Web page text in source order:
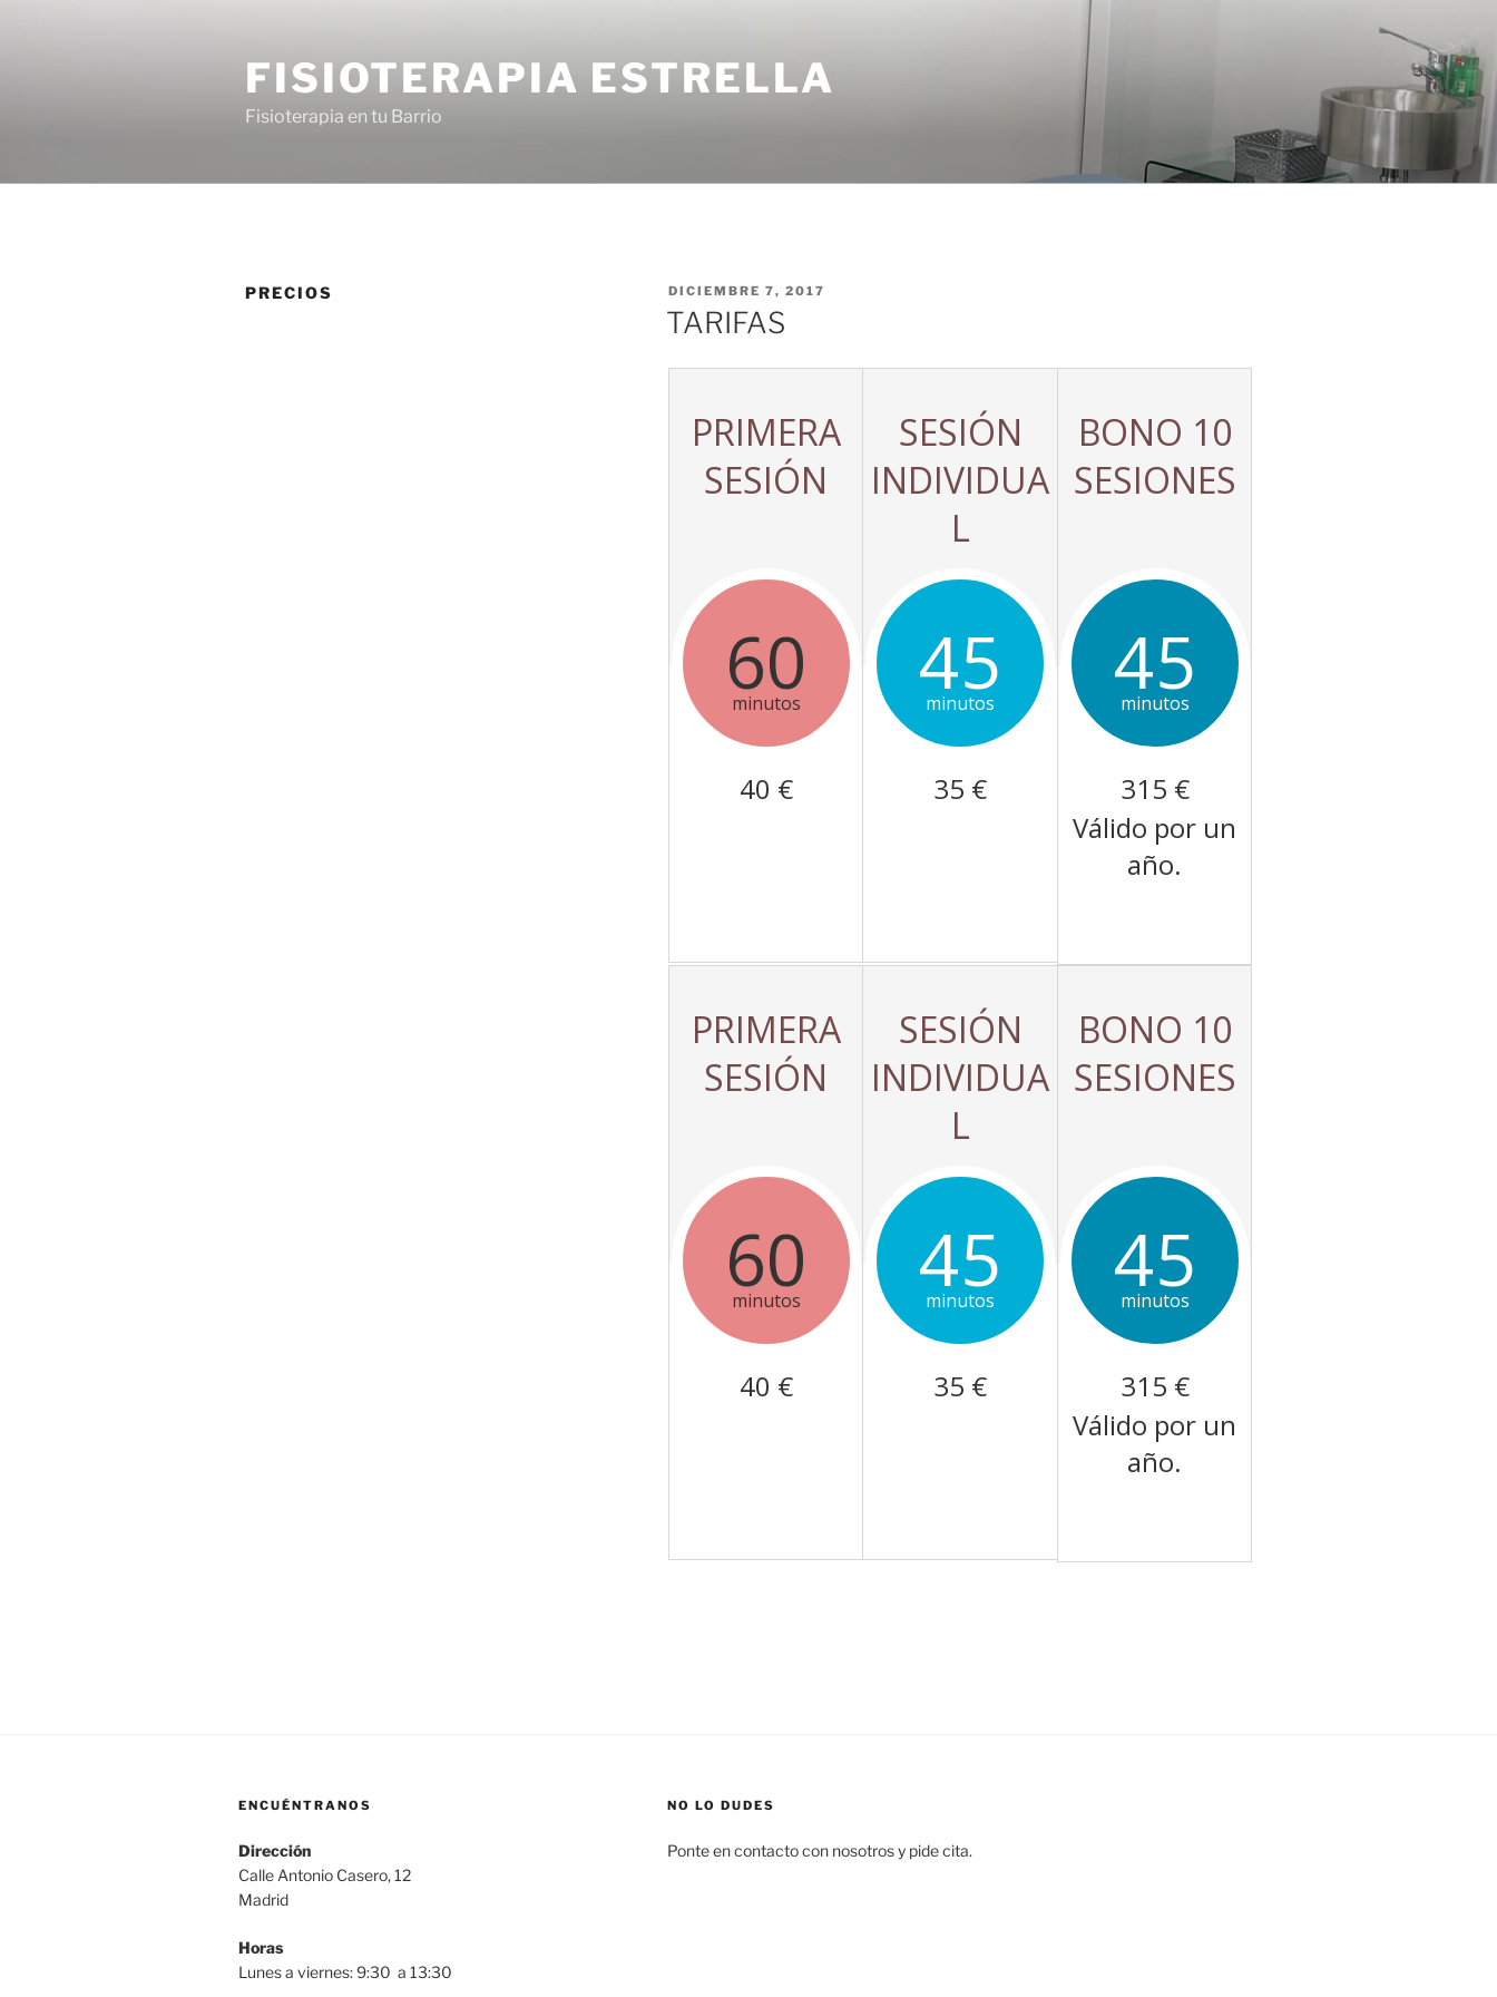
FISIOTERAPIA ESTRELLA
Fisioterapia en tu Barrio
PRECIOS
PUBLICADO
EL
DICIEMBRE 7, 2017
TARIFAS
PRIMERA
SESIÓN
60
minutos
40 €
SESIÓN
INDIVIDUA
L
45
minutos
35 €
BONO 10
SESIONES
45
minutos
315 €
Válido por un
año.
PRIMERA
SESIÓN
60
minutos
40 €
SESIÓN
INDIVIDUA
L
45
minutos
35 €
BONO 10
SESIONES
45
minutos
315 €
Válido por un
año.
ENCUÉNTRANOS
Dirección
Calle Antonio Casero, 12
Madrid
Horas
Lunes a viernes: 9:30 a 13:30
NO LO DUDES
Ponte en contacto con nosotros y pide cita.